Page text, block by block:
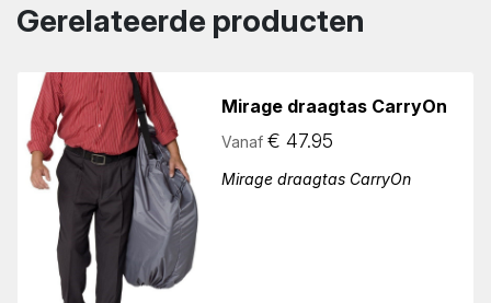
Gerelateerde producten
Mirage draagtas CarryOn
Vanaf € 47.95
Mirage draagtas CarryOn